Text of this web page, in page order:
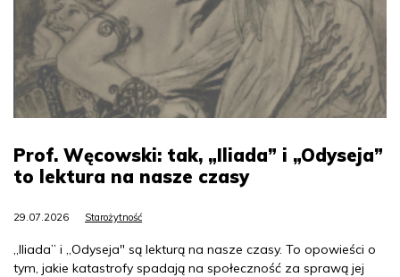
Prof. Węcowski: tak, „Iliada” i „Odyseja”
to lektura na nasze czasy
29.07.2026 Starożytność
„Iliada” i „Odyseja" są lekturą na nasze czasy. To opowieści o
tym, jakie katastrofy spadają na społeczność za sprawą jej